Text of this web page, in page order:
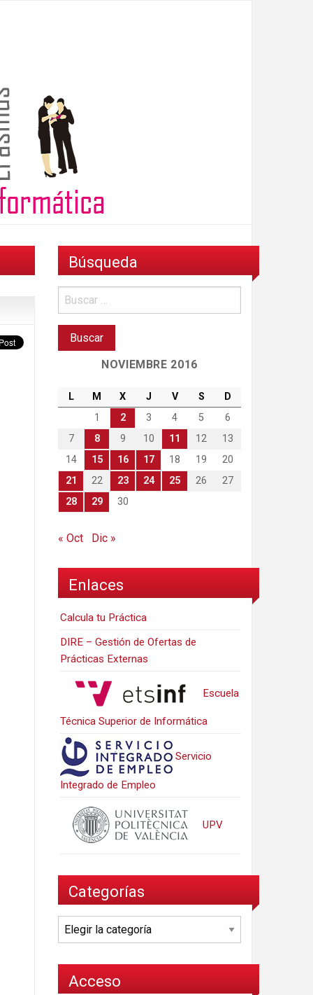
Búsqueda
NOVIEMBRE 2016
L M X J V S
D
1
2 3 4 5
6
7
8 9 10 11 12
13
14
15 16 17 18 19
20
21
22 23 24 25 26
27
28
29 30
« Oct Dic »
Enlaces
Calcula tu Práctica
DIRE – Gestión de Ofertas de
Prácticas Externas
Escuela
Técnica Superior de Informática
Servicio
Integrado de Empleo
UPV
Categorías
Categorías
Acceso